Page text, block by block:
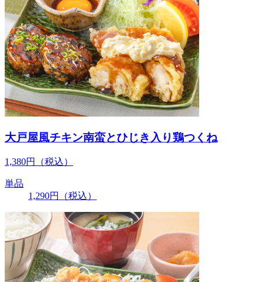
大戸屋風チキン南蛮とひじき入り鶏つくね
1,380円 （税込）
単品
1,290円 （税込）